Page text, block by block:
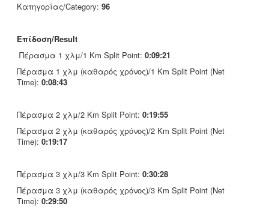
Κατηγορίας/Category: 96
Επίδοση/Result
Πέρασμα 1 χλμ/1 Km Split Point: 0:09:21
Πέρασμα 1 χλμ (καθαρός χρόνος)/1 Km Split Point (Net
Time): 0:08:43
Πέρασμα 2 χλμ/2 Km Split Point: 0:19:55
Πέρασμα 2 χλμ (καθαρός χρόνος)/2 Km Split Point (Net
Time): 0:19:17
Πέρασμα 3 χλμ/3 Km Split Point: 0:30:28
Πέρασμα 3 χλμ (καθαρός χρόνος)/3 Km Split Point (Net
Time): 0:29:50